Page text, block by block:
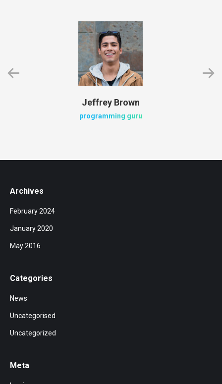
Jeffrey Brown
programming guru
Archives
February 2024
January 2020
May 2016
Categories
News
Uncategorised
Uncategorized
Meta